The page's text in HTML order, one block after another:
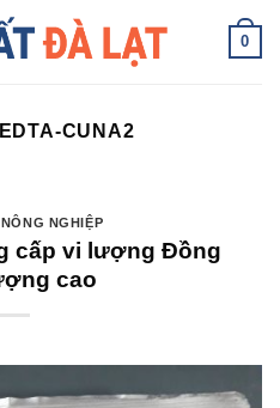
0
EDTA-CUNA2
NGHIỆP
cấp vi lượng Đồng
cao